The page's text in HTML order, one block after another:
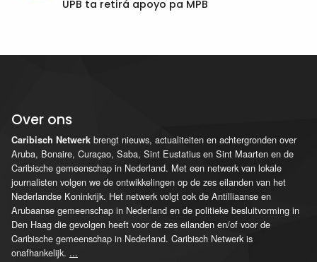
UPB ta retirá apoyo pa MPB
Over ons
Caribisch Netwerk brengt nieuws, actualiteiten en achtergronden over
Aruba, Bonaire, Curaçao, Saba, Sint Eustatius en Sint Maarten en de
Caribische gemeenschap in Nederland. Met een netwerk van lokale
journalisten volgen we de ontwikkelingen op de zes eilanden van het
Nederlandse Koninkrijk. Het netwerk volgt ook de Antilliaanse en
Arubaanse gemeenschap in Nederland en de politieke besluitvorming in
Den Haag die gevolgen heeft voor de zes eilanden en/of voor de
Caribische gemeenschap in Nederland. Caribisch Netwerk is
onafhankelijk. ...